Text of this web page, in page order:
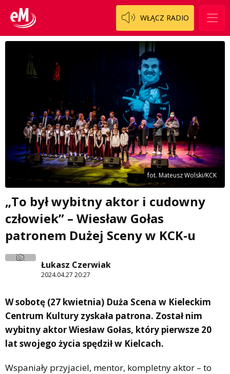
WŁĄCZ RADIO
fot. Mateusz Wolski/KCK
„To był wybitny aktor i cudowny
człowiek” – Wiesław Gołas
patronem Dużej Sceny w KCK-u
Łukasz Czerwiak
2024.04.27 20:27
W sobotę (27 kwietnia) Duża Scena w Kieleckim
Centrum Kultury zyskała patrona. Został nim
wybitny aktor Wiesław Gołas, który pierwsze 20
lat swojego życia spędził w Kielcach.
Wspaniały przyjaciel, mentor, kompletny aktor – to